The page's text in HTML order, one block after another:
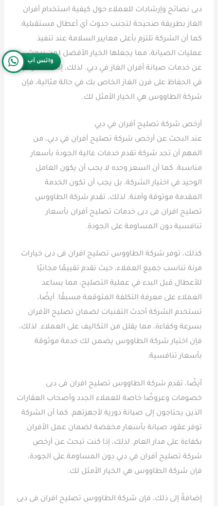
دبى نصائح وإرشادات للعملاء حول كيفية استخدام أفران
الغاز بطريقة صحيحة لتجنب حدوث أي أعطال مستقبلية.
كما أن الشركة تلتزم بأعلى معايير السلامة عند تنفيذ
عمليات الصيانة، مما يجعلها الخيار الأفضل لمن يبحث
عن خدمات صيانة أفران الغاز في دبي. لذلك، إذا كنت ترغب
في الحفاظ على فرن الغاز الخاص بك في حالة مثالية، فإن
شركة الطاووس هي الخيار الأمثل لك.
أرخص شركة تصليح أفران في دبي
عند البحث عن أرخص شركة تصليح أفران في دبي، من
المهم أن تجد شركة تقدم خدمات عالية الجودة بأسعار
مناسبة. كما أن السعر وحده لا يجب أن يكون العامل
الوحيد في اختيار الشركة، بل يجب أن تكون الخدمة
المقدمة موثوقة وآمنة. لذلك، تقدم شركة الطاووس
تصليح افران فى دبى خدمات تصليح أفران بأسعار
تنافسية دون المساومة على الجودة.
كذلك، توفر شركة الطاووس تصليح افران فى دبى خيارات
مرنة تناسب جميع العملاء، حيث تقدم تقييمًا مجانيًا
للأعطال قبل البدء في عملية التصليح، مما يساعد
العملاء على معرفة التكلفة المتوقعة مسبقًا. أيضًا،
تستخدم الشركة أحدث التقنيات لضمان تصليح الأفران
بسرعة وكفاءة، مما يقلل من التكاليف على العملاء. لذلك،
فإن اختيار شركة الطاووس يضمن لك خدمة موثوقة
بأسعار تنافسية.
أيضًا، تقدم شركة الطاووس تصليح افران فى دبى
خصومات وعروضًا خاصة للعملاء الجدد وأصحاب العقارات
الذين يحتاجون إلى صيانة دورية لأجهزتهم. كما أن الشركة
توفر عقود صيانة بأسعار مخفضة لضمان عمل الأفران
بكفاءة على مدار العام. لذلك، إذا كنت تبحث عن أرخص
شركة تصليح أفران في دبي دون المساومة على الجودة،
فإن شركة الطاووس هي الخيار الأمثل لك.
إضافةً إلى ذلك، فإن شركة الطاووس تصليح افران فى دبى
واتس آب